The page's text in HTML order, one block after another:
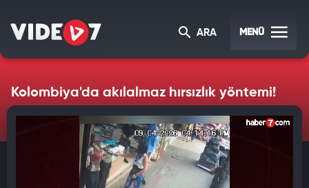
ARA MENÜ
Kolombiya'da akılalmaz hırsızlık yöntemi!